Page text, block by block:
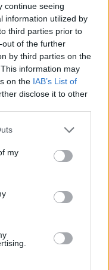
continue seeing
information utilized by
third parties prior to
of the further
by third parties on the
information may
on the IAB’s List of
disclose it to other
one or more Google
You may click to
third-party tags to
in below Google
my
ενώ τακοκτέιλ
δοκιμάσετε
κάνουν να
ξανά.